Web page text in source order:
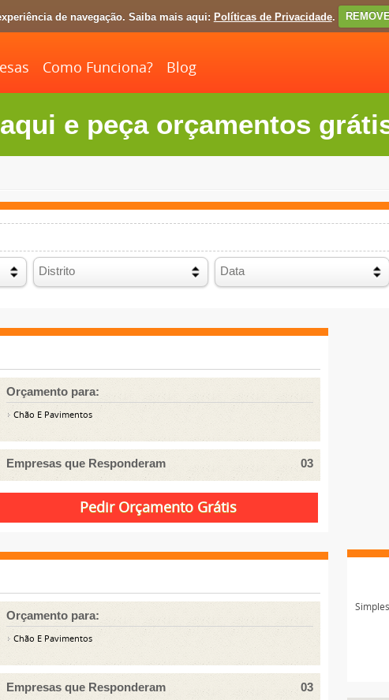
de navegação. Saiba mais aqui: Políticas de Privacidade.
Como Funciona? Blog
e peça orçamentos
Orçamento para:
Chão E Pavimentos
Empresas que Responderam 03
Orçamento para:
Chão E Pavimentos
Empresas que Responderam 03